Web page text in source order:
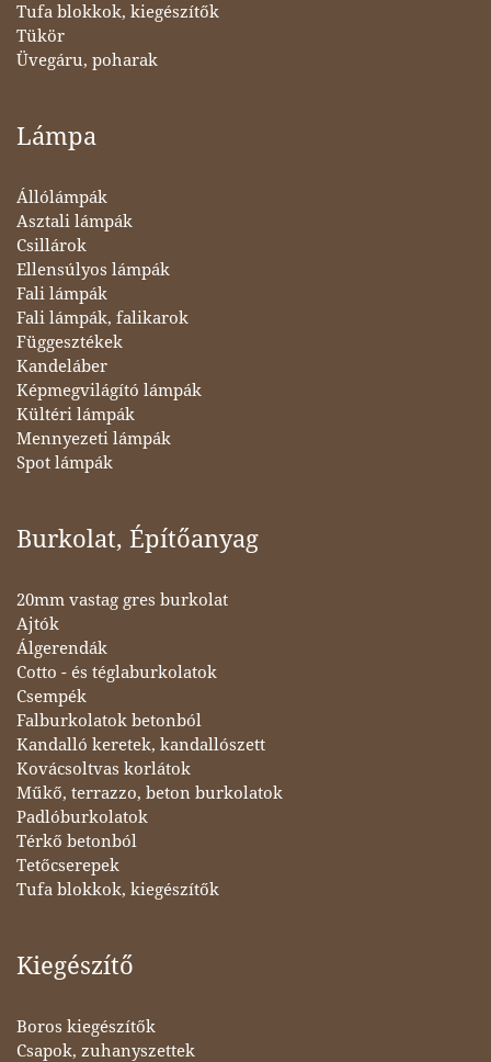
Tufa blokkok, kiegészítők
Tükör
Üvegáru, poharak
Lámpa
Állólámpák
Asztali lámpák
Csillárok
Ellensúlyos lámpák
Fali lámpák
Fali lámpák, falikarok
Függesztékek
Kandeláber
Képmegvilágító lámpák
Kültéri lámpák
Mennyezeti lámpák
Spot lámpák
Burkolat, Építőanyag
20mm vastag gres burkolat
Ajtók
Álgerendák
Cotto - és téglaburkolatok
Csempék
Falburkolatok betonból
Kandalló keretek, kandallószett
Kovácsoltvas korlátok
Műkő, terrazzo, beton burkolatok
Padlóburkolatok
Térkő betonból
Tetőcserepek
Tufa blokkok, kiegészítők
Kiegészítő
Boros kiegészítők
Csapok, zuhanyszettek